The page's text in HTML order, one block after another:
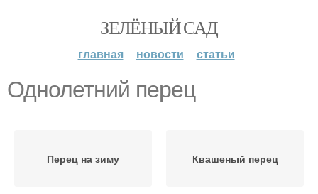
ЗЕЛЁНЫЙ САД
главная новости статьи
Однолетний перец
Перец на зиму Квашеный перец